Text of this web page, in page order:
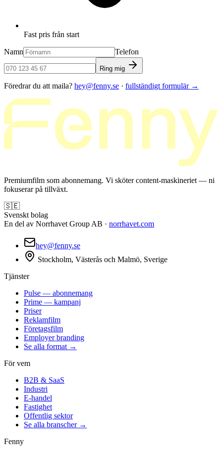
Fast pris från start
Namn Telefon
Ring mig
Föredrar du att maila? hey@fenny.se · fullständigt formulär→
Premiumfilm som abonnemang. Vi sköter content-maskineriet — ni
fokuserar på tillväxt.
🇸🇪
Svenskt bolag
En del av Norrhavet Group AB · norrhavet.com
hey@fenny.se
Stockholm, Västerås och Malmö, Sverige
Tjänster
Pulse — abonnemang
Prime — kampanj
Priser
Reklamfilm
Företagsfilm
Employer branding
Se alla format →
För vem
B2B & SaaS
Industri
E-handel
Fastighet
Offentlig sektor
Se alla branscher →
Fenny